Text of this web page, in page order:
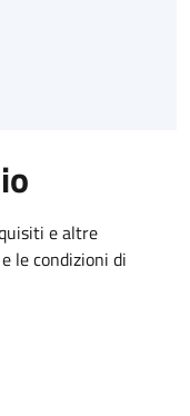
e altre
le condizioni di